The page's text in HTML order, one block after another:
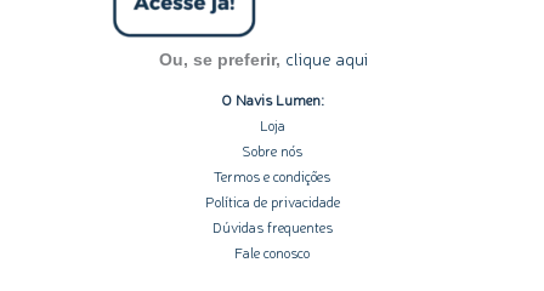
Ou, se preferir, clique aqui
O Navis Lumen:
Loja
Sobre nós
Termos e condições
Política de privacidade
Dúvidas frequentes
Fale conosco